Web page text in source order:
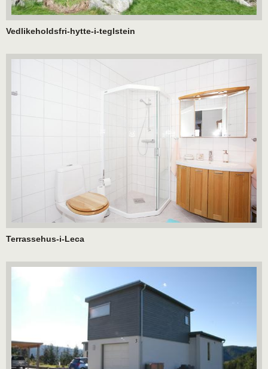
Vedlikeholdsfri-hytte-i-teglstein
Terrassehus-i-Leca